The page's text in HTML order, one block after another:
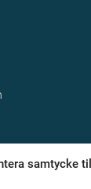
samtycke